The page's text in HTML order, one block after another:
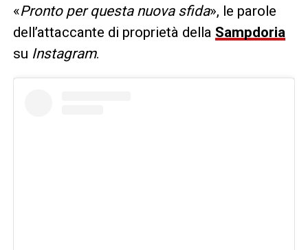
«Pronto per questa nuova sfida», le parole
dell’attaccante di proprietà della Sampdoria
su Instagram.